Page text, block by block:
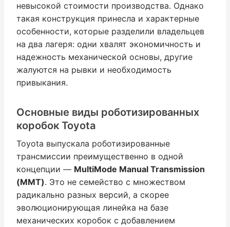
невысокой стоимости производства. Однако
такая конструкция принесла и характерные
особенности, которые разделили владельцев
на два лагеря: одни хвалят экономичность и
надежность механической основы, другие
жалуются на рывки и необходимость
привыкания.
Основные виды роботизированных
коробок Toyota
Toyota выпускала роботизированные
трансмиссии преимущественно в одной
концепции — MultiMode Manual Transmission
(ММТ). Это не семейство с множеством
радикально разных версий, а скорее
эволюционирующая линейка на базе
механических коробок с добавлением